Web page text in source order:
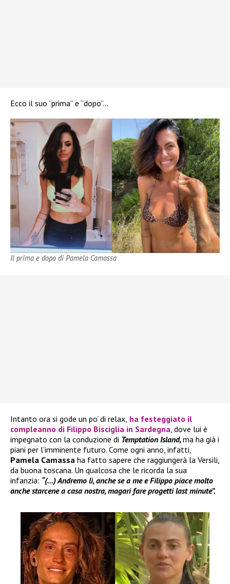
Ecco il suo “prima” e “dopo”…
Il prima e dopo di Pamela Camassa
Intanto ora si gode un po’ di relax, ha festeggiato il
compleanno di Filippo Bisciglia in Sardegna, dove lui è
impegnato con la conduzione di Temptation Island,ma ha già i
piani per l’imminente futuro. Come ogni anno, infatti,
Pamela Camassa ha fatto sapere che raggiungerà la Versili,
da buona toscana. Un qualcosa che le ricorda la sua
infanzia: “(…) Andremo lì, anche se a me e Filippo piace molto
anche starcene a casa nostra, magari fare progetti last minute”.